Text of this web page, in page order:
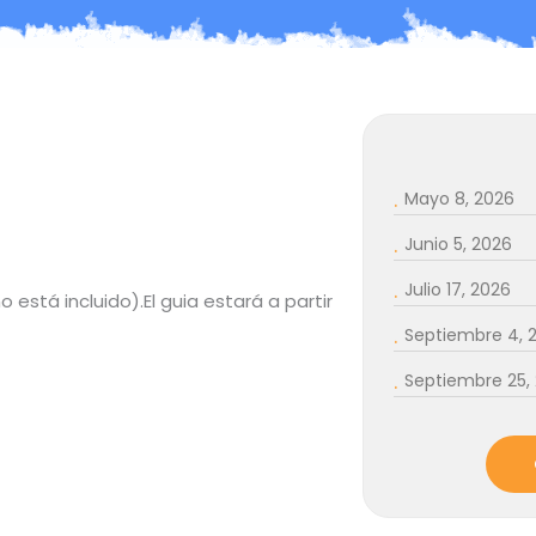
está incluido).El guia estará a partir
. Mayo 8, 2026
. Junio 5, 2026
. Julio 17, 2026
. Septiembre 4,
. Septiembre 25,